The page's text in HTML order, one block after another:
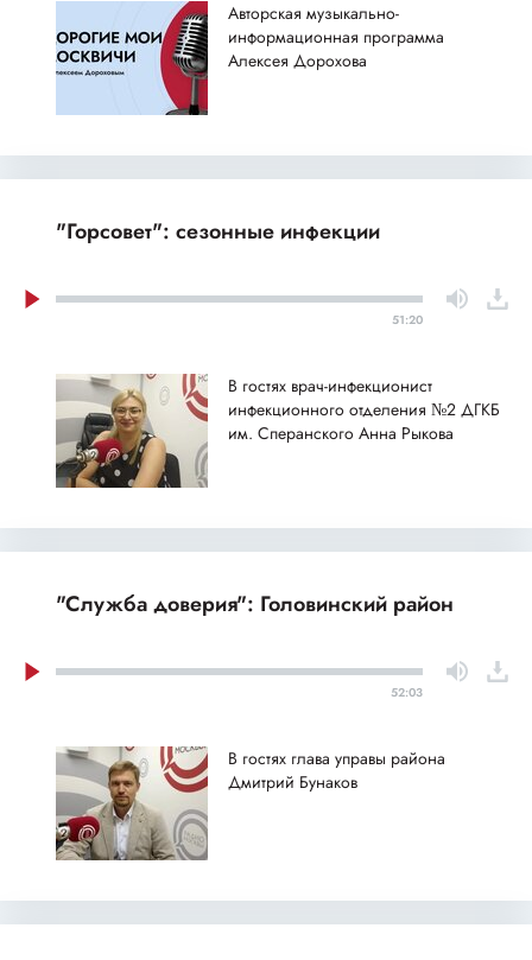
Авторская музыкально-
информационная программа
Алексея Дорохова
"Горсовет": сезонные инфекции
51:20
В гостях врач-инфекционист
инфекционного отделения №2 ДГКБ
им. Сперанского Анна Рыкова
"Служба доверия": Головинский район
52:03
В гостях глава управы района
Дмитрий Бунаков